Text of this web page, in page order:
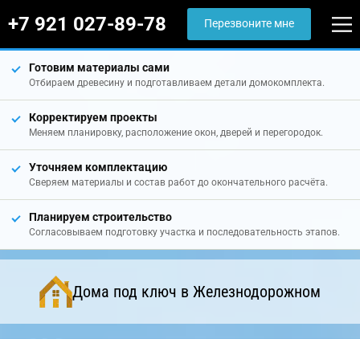
+7 921 027-89-78 Перезвоните мне
Готовим материалы сами
Отбираем древесину и подготавливаем детали домокомплекта.
Корректируем проекты
Меняем планировку, расположение окон, дверей и перегородок.
Уточняем комплектацию
Сверяем материалы и состав работ до окончательного расчёта.
Планируем строительство
Согласовываем подготовку участка и последовательность этапов.
Дома под ключ в Железнодорожном